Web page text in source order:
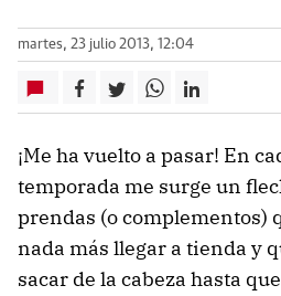
martes, 23 julio 2013, 12:04
¡Me ha vuelto a pasar! En
temporada me surge un
prendas (o complementos)
nada más llegar a tienda y
sacar de la cabeza hasta